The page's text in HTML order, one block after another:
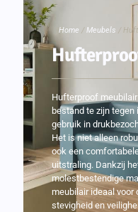
Home /Meubels /
Hufterproof
bestand te zijn
gebruik in
Het is niet alleen
ook een
uitstraling. Dankzij
molestbestendige
meubilair ideaal voor
stevigheid en